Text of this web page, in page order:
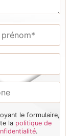
le formulaire,
la politique de
.